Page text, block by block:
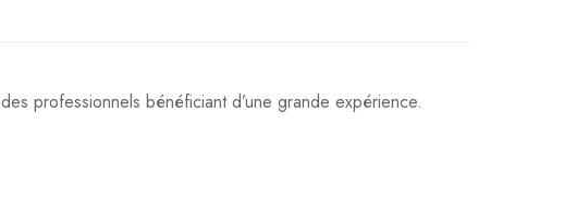
professionnels bénéficiant d’une grande expérience.